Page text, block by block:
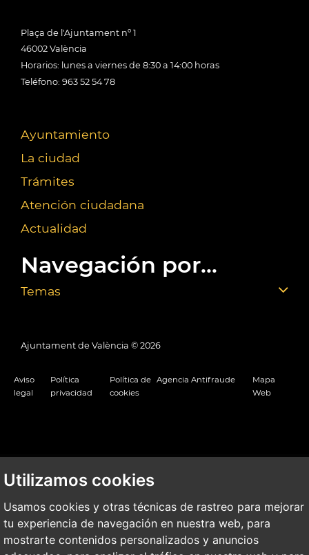
Utilizamos cookies
Usamos cookies y otras técnicas de rastreo para mejorar
tu experiencia de navegación en nuestra web, para
mostrarte contenidos personalizados y anuncios
Plaça de l'Ajuntament nº 1
46002 València
Horarios: lunes a viernes de 8:30 a 14:00 horas
Teléfono: 963 52 54 78
Ayuntamiento
La ciudad
Trámites
Atención ciudadana
Actualidad
Navegación por...
Temas
Ajuntament de València © 2026
Aviso
legal
Política
privacidad
Política de
cookies
Agencia Antifraude
Mapa
Web